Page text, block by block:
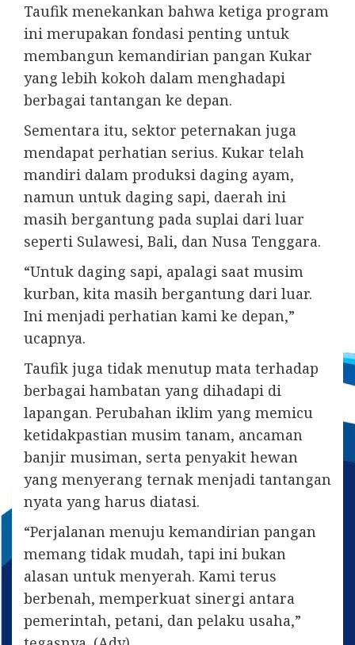
Taufik menekankan bahwa ketiga program
ini merupakan fondasi penting untuk
membangun kemandirian pangan Kukar
yang lebih kokoh dalam menghadapi
berbagai tantangan ke depan.
Sementara itu, sektor peternakan juga
mendapat perhatian serius. Kukar telah
mandiri dalam produksi daging ayam,
namun untuk daging sapi, daerah ini
masih bergantung pada suplai dari luar
seperti Sulawesi, Bali, dan Nusa Tenggara.
“Untuk daging sapi, apalagi saat musim
kurban, kita masih bergantung dari luar.
Ini menjadi perhatian kami ke depan,”
ucapnya.
Taufik juga tidak menutup mata terhadap
berbagai hambatan yang dihadapi di
lapangan. Perubahan iklim yang memicu
ketidakpastian musim tanam, ancaman
banjir musiman, serta penyakit hewan
yang menyerang ternak menjadi tantangan
nyata yang harus diatasi.
“Perjalanan menuju kemandirian pangan
memang tidak mudah, tapi ini bukan
alasan untuk menyerah. Kami terus
berbenah, memperkuat sinergi antara
pemerintah, petani, dan pelaku usaha,”